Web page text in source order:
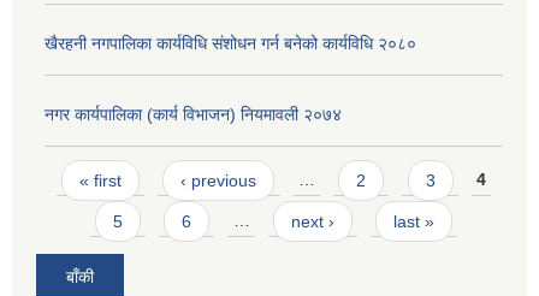
खैरहनी नगपालिका कार्यविधि संशोधन गर्न बनेको कार्यविधि २०८०
नगर कार्यपालिका (कार्य विभाजन) नियमावली २०७४
Pages
« first ‹ previous … 2 3 4
5 6 … next › last »
बाँकी